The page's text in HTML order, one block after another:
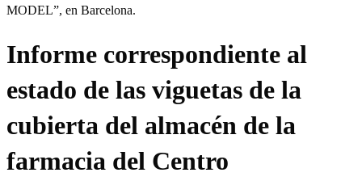
MODEL”, en Barcelona.
Informe correspondiente al
estado de las viguetas de la
cubierta del almacén de la
farmacia del Centro